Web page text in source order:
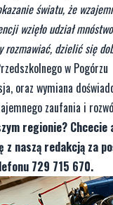
światu, że
wzięło udział
rozmawiać, dzielić się
w Pogórzu
oraz wymiana
zaufania i
regionie?
naszą redakcją za
729 715 670.